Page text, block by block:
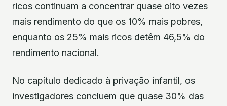
ricos continuam a concentrar quase oito vezes
mais rendimento do que os 10% mais pobres,
enquanto os 25% mais ricos detêm 46,5% do
rendimento nacional.
No capítulo dedicado à privação infantil, os
investigadores concluem que quase 30% das